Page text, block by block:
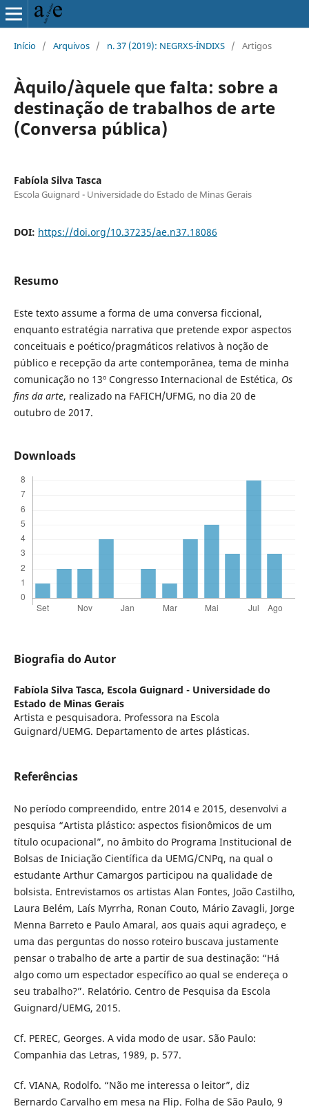
Início / Arquivos / n. 37 (2019): NEGRXS-ÍNDIXS / Artigos
Àquilo/àquele que falta: sobre a
destinação de trabalhos de arte
(Conversa pública)
Fabíola Silva Tasca
Escola Guignard - Universidade do Estado de Minas Gerais
DOI: https://doi.org/10.37235/ae.n37.18086
Resumo
Este texto assume a forma de uma conversa ficcional,
enquanto estratégia narrativa que pretende expor aspectos
conceituais e poético/pragmáticos relativos à noção de
público e recepção da arte contemporânea, tema de minha
comunicação no 13º Congresso Internacional de Estética, Os
fins da arte, realizado na FAFICH/UFMG, no dia 20 de
outubro de 2017.
Downloads
Biografia do Autor
Fabíola Silva Tasca, Escola Guignard - Universidade do
Estado de Minas Gerais
Artista e pesquisadora. Professora na Escola
Guignard/UEMG. Departamento de artes plásticas.
Referências
No período compreendido, entre 2014 e 2015, desenvolvi a
pesquisa “Artista plástico: aspectos fisionômicos de um
título ocupacional”, no âmbito do Programa Institucional de
Bolsas de Iniciação Científica da UEMG/CNPq, na qual o
estudante Arthur Camargos participou na qualidade de
bolsista. Entrevistamos os artistas Alan Fontes, João Castilho,
Laura Belém, Laís Myrrha, Ronan Couto, Mário Zavagli, Jorge
Menna Barreto e Paulo Amaral, aos quais aqui agradeço, e
uma das perguntas do nosso roteiro buscava justamente
pensar o trabalho de arte a partir de sua destinação: “Há
algo como um espectador específico ao qual se endereça o
seu trabalho?”. Relatório. Centro de Pesquisa da Escola
Guignard/UEMG, 2015.
Cf. PEREC, Georges. A vida modo de usar. São Paulo:
Companhia das Letras, 1989, p. 577.
Cf. VIANA, Rodolfo. “Não me interessa o leitor”, diz
Bernardo Carvalho em mesa na Flip. Folha de São Paulo, 9